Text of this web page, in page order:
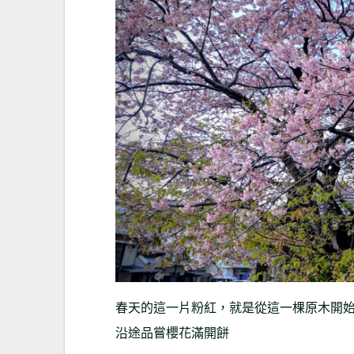
春天的這一片粉紅，就是從這一棵原木開
沿途品嘗櫻花滿開餅